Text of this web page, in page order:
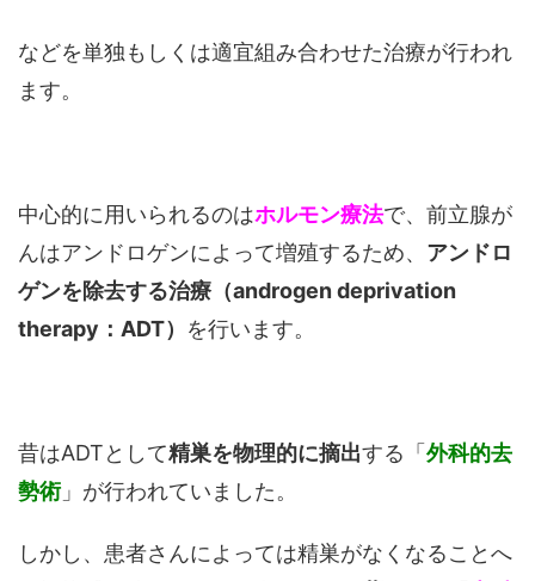
などを単独もしくは適宜組み合わせた治療が行われ
ます。
中心的に用いられるのはホルモン療法で、前立腺が
んはアンドロゲンによって増殖するため、 アンドロ
ゲンを除去する治療（androgen deprivation
therapy：ADT） を行います。
昔はADTとして精巣を物理的に摘出する「 外科的去
勢術」が行われていました。
しかし、患者さんによっては精巣がなくなることへ